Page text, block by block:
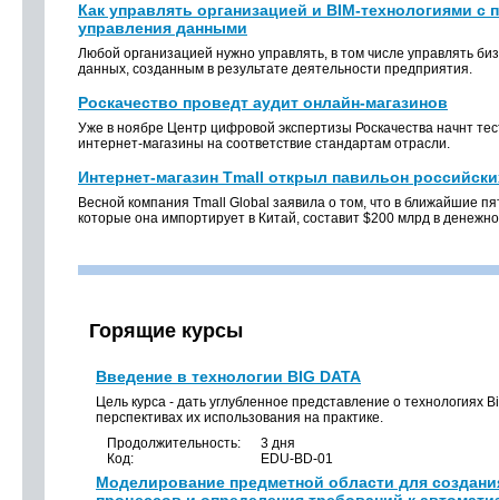
Как управлять организацией и BIM-технологиями
управления данными
Любой организацией нужно управлять, в том числе управлять
данных, созданным в результате деятельности предприятия.
Роскачество проведт аудит онлайн-магазинов
Уже в ноябре Центр цифровой экспертизы Роскачества начнт
интернет-магазины на соответствие стандартам отрасли.
Интернет-магазин Tmall открыл павильон
Весной компания Tmall Global заявила о том, что в ближайшие
которые она импортирует в Китай, составит $200 млрд в
Горящие курсы
Введение в технологии BIG DATA
Цель курса - дать углубленное представление о технологиях
перспективах их использования на практике.
Продолжительность:
3 дня
Код:
EDU-BD-01
Моделирование предметной области для